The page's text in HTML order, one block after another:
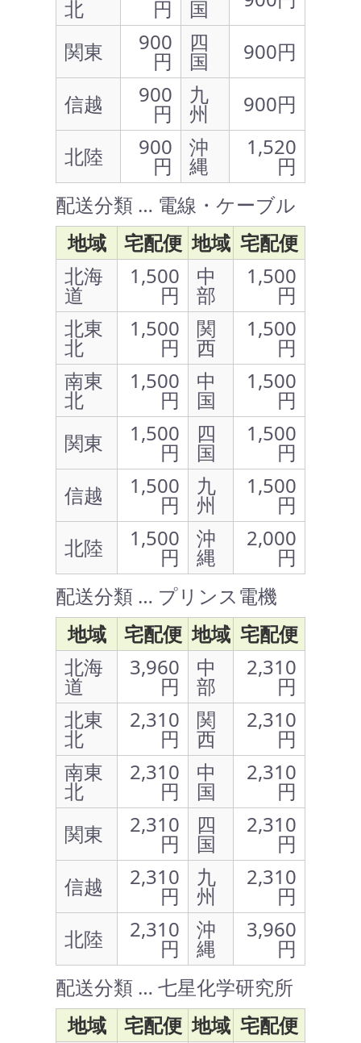
北 円 国
関東
900
円
四
国
900円
信越
900
円
九
州
900円
北陸
900
円
沖
縄
1,520
円
配送分類 … 電線・ケーブル
地域
宅配便 地域 宅配便
北海
道
1,500
円
中
部
1,500
円
北東
北
1,500
円
関
西
1,500
円
南東
北
1,500
円
中
国
1,500
円
関東
1,500
円
四
国
1,500
円
信越
1,500
円
九
州
1,500
円
北陸
1,500
円
沖
縄
2,000
円
配送分類 … プリンス電機
地域
宅配便 地域 宅配便
北海
道
3,960
円
中
部
2,310
円
北東
北
2,310
円
関
西
2,310
円
南東
北
2,310
円
中
国
2,310
円
関東
2,310
円
四
国
2,310
円
信越
2,310
円
九
州
2,310
円
北陸
2,310
円
沖
縄
3,960
円
配送分類 … 七星化学研究所
地域
宅配便 地域 宅配便